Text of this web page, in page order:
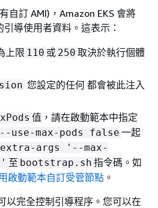
自訂 AMI)，Amazon EKS 會將
導使用者資料。這表示：
上限 110 或 250 取決於執行個體
您設定的任何 都會被此注入
值，請在啟動範本中指定
--use-max-pods false 一起
args '--max-
' 至 bootstrap.sh 指令碼。如
啟動範本自訂受管節點 。
以完全控制引導程序。您可以在